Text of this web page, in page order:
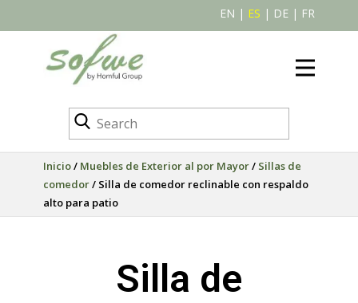
EN | ES | DE | FR
Inicio/ Muebles de Exterior al por Mayor/ Sillas de
comedor/ Silla de comedor reclinable con respaldo
alto para patio
Silla de